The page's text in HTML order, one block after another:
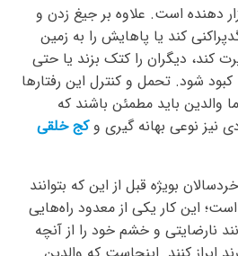
دهنده است. علاوه بر جیغ زدن و
کند یا پاهایش را به زمین
کند، دیگران را کتک بزند یا حتی
شود. تحمل و کنترل این رفتارها
والدین باید مطمئن باشند که
نوعی بهانه گیری و کج خلقی
بویژه قبل از این که بتوانند
این کار یکی از معدود راه‌هایی
نارضایتی و خشم خود را از آنچه